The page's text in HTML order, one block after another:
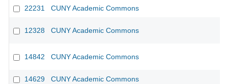
22231 CUNY Academic Commons
12328 CUNY Academic Commons
14842 CUNY Academic Commons
14629 CUNY Academic Commons